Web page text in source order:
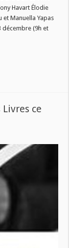
Havart Élodie
et Manuella Yapas
décembre (9h et
ce